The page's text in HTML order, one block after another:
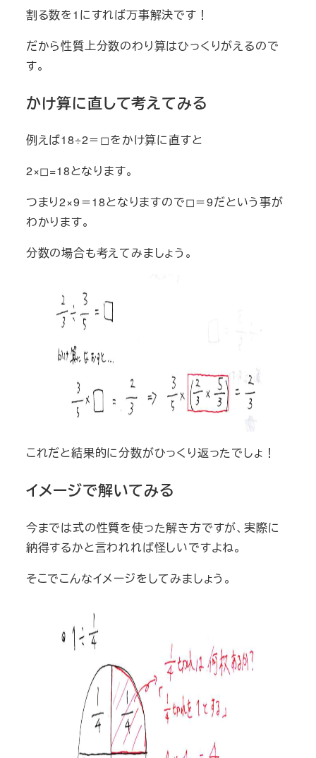
割る数を1にすれば万事解決です！
だから性質上分数のわり算はひっくりがえるので
す。
かけ算に直して考えてみる
例えば18÷2＝◻︎をかけ算に直すと
2×◻︎=18となります。
つまり2×9＝18となりますので◻︎＝9だという事が
わかります。
分数の場合も考えてみましょう。
これだと結果的に分数がひっくり返ったでしょ！
イメージで解いてみる
今までは式の性質を使った解き方ですが、実際に
納得するかと言われれば怪しいですよね。
そこでこんなイメージをしてみましょう。